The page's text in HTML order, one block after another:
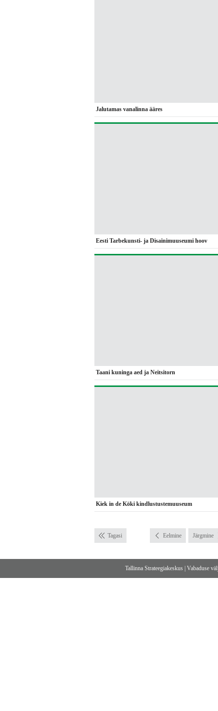
Jalutamas vanalinna ääres
Eesti Tarbekunsti- ja Disainimuuseumi hoov
Taani kuninga aed ja Neitsitorn
Kiek in de Köki kindlustustemuuseum
Tagasi Eelmine Järgmine
Tallinna Strateegiakeskus Vabaduse